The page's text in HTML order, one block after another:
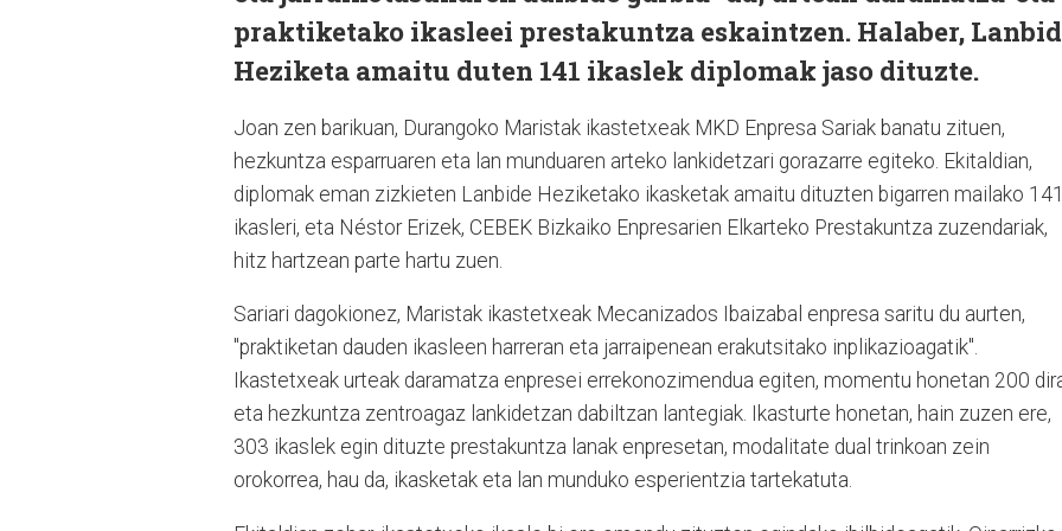
praktiketako ikasleei prestakuntza eskaintzen. Halaber,
Heziketa amaitu duten 141 ikaslek diplomak jaso dituzte.
Joan zen barikuan, Durangoko Maristak ikastetxeak MKD Enpresa Sariak banatu zituen,
hezkuntza esparruaren eta lan munduaren arteko lankidetzari gorazarre egiteko. Ekitaldian,
diplomak eman zizkieten Lanbide Heziketako ikasketak amaitu dituzten bigarren mailako 141
ikasleri, eta Néstor Erizek, CEBEK Bizkaiko Enpresarien Elkarteko Prestakuntza zuzendariak,
hitz hartzean parte hartu zuen.
Sariari dagokionez, Maristak ikastetxeak Mecanizados Ibaizabal enpresa saritu du aurten,
"praktiketan dauden ikasleen harreran eta jarraipenean erakutsitako inplikazioagatik".
Ikastetxeak urteak daramatza enpresei errekonozimendua egiten, momentu honetan 200
eta hezkuntza zentroagaz lankidetzan dabiltzan lantegiak. Ikasturte honetan, hain zuzen ere,
303 ikaslek egin dituzte prestakuntza lanak enpresetan, modalitate dual trinkoan zein
orokorrea, hau da, ikasketak eta lan munduko esperientzia tartekatuta.